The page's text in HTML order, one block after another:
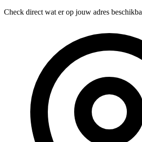
Check direct wat er op jouw adres